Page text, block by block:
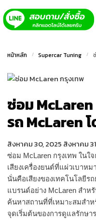
หน้าหลัก / Supercar Tuning /
ซ่อม
รถ McLaren
สิงหาคม 30, 2025 สิงหาคม
ซ่อม McLaren กรุงเทพ ในใ
เสียงเครื่องยนต์ที่แผ่วเบาห
นั่นคือเสียงของเทคโนโลยีร
แบรนด์อย่าง McLaren สำห
ค้นหาสถานที่ที่เหมาะสมสำ
จุดเริ่มต้นของการดูแลรักษ